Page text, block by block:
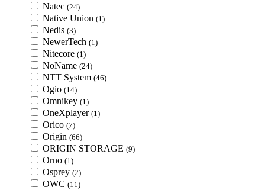
Natec (24)
Native Union (1)
Nedis (3)
NewerTech (1)
Nitecore (1)
NoName (24)
NTT System (46)
Ogio (14)
Omnikey (1)
OneXplayer (1)
Orico (7)
Origin (66)
ORIGIN STORAGE (9)
Orno (1)
Osprey (2)
OWC (11)